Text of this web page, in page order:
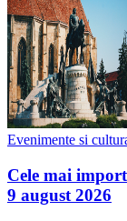
Evenimente si
Cele mai
9 august 2026